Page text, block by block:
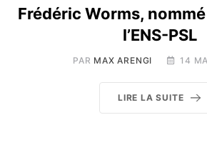
Frédéric Worms,
l’ENS-PSL
PAR MAX ARENGI 14
LIRE LA SUITE